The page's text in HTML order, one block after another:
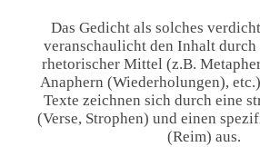
Das Gedicht als solches
veranschaulicht den Inhalt durch
rhetorischer Mittel (z.B.
Anaphern (Wiederholungen),
Texte zeichnen sich durch eine
(Verse, Strophen) und einen
(Reim) aus.